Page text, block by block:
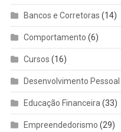
Bancos e Corretoras (14)
Comportamento (6)
Cursos (16)
Desenvolvimento Pessoal
Educação Financeira (33)
Empreendedorismo (29)